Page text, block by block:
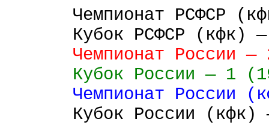
Чемпионат РСФСР
Кубок РСФСР (кфк)
Чемпионат России
Кубок России — 1
Чемпионат России
Кубок России